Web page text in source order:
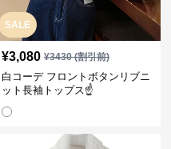
SALE
¥3,080 ¥3430(割引前)
白コーデ フロントボタンリブニ
ット長袖トップス☝️